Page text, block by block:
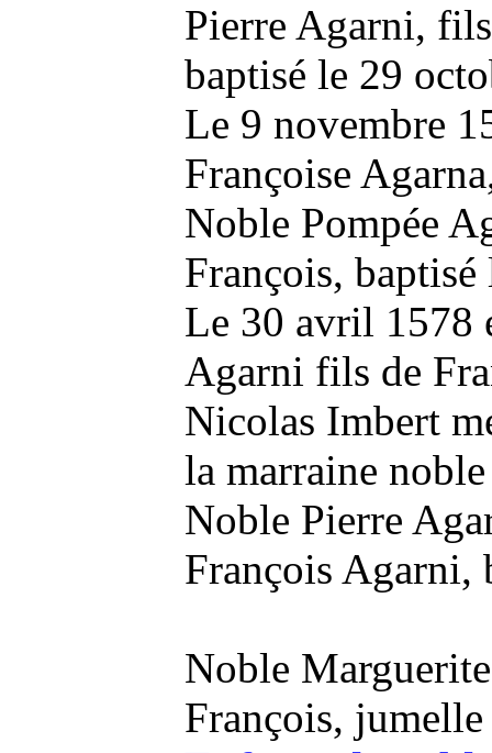
Pierre Agarni,
baptisé le 29
Le 9 novembre
Françoise
Noble Pompée
François,
Le 30 avril 1578
Agarni fils de
Nicolas Imbert
la marraine
Noble Pierre
François Agarni,
Noble
François,